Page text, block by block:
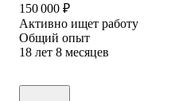
150 000 ₽
Активно ищет работу
Общий опыт
18 лет 8 месяцев